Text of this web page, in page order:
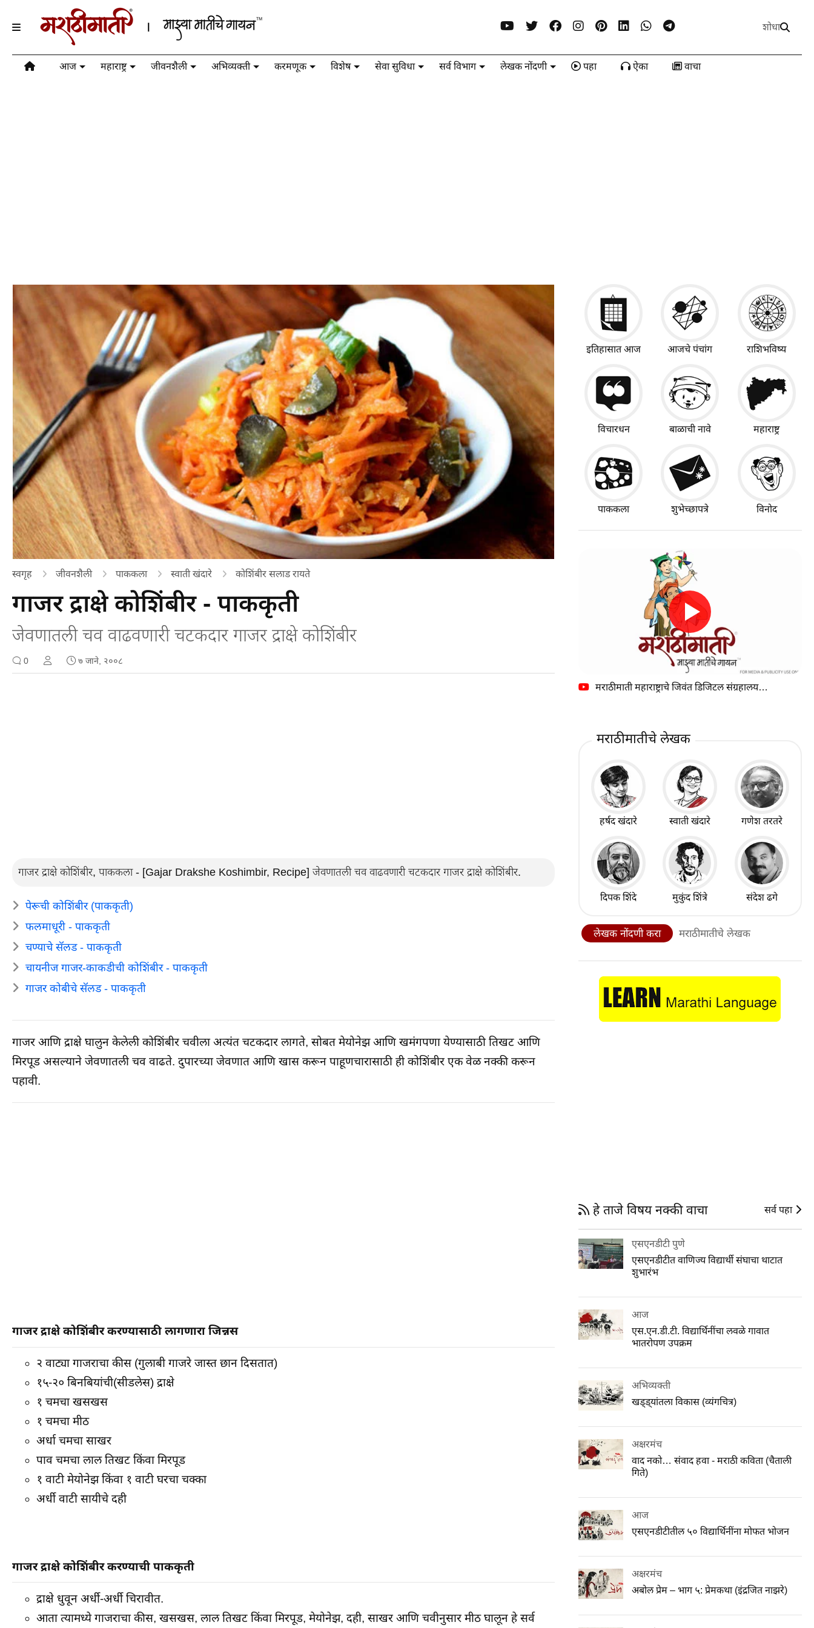
शोधा
आज महाराष्ट्र जीवनशैली अभिव्यक्ती करमणूक विशेष सेवा सुविधा सर्व विभाग लेखक नोंदणी पहा ऐका वाचा
स्वगृह जीवनशैली पाककला स्वाती खंदारे कोशिंबीर सलाड रायते
गाजर द्राक्षे कोशिंबीर - पाककृती
जेवणातली चव वाढवणारी चटकदार गाजर द्राक्षे कोशिंबीर
0 ७ जाने, २००८
गाजर द्राक्षे कोशिंबीर, पाककला - [Gajar Drakshe Koshimbir, Recipe] जेवणातली चव वाढवणारी चटकदार गाजर द्राक्षे कोशिंबीर.
पेरूची कोशिंबीर (पाककृती)
फलमाधूरी - पाककृती
चण्याचे सॅलड - पाककृती
चायनीज गाजर-काकडीची कोशिंबीर - पाककृती
गाजर कोबीचे सॅलड - पाककृती
गाजर आणि द्राक्षे घालुन केलेली कोशिंबीर चवीला अत्यंत चटकदार लागते, सोबत मेयोनेझ आणि खमंगपणा येण्यासाठी तिखट आणि
मिरपूड असल्याने जेवणातली चव वाढते. दुपारच्या जेवणात आणि खास करून पाहूणचारासाठी ही कोशिंबीर एक वेळ नक्की करून
पहावी.
गाजर द्राक्षे कोशिंबीर करण्यासाठी लागणारा जिन्नस
२ वाट्या गाजराचा कीस (गुलाबी गाजरे जास्त छान दिसतात)
१५-२० बिनबियांची(सीडलेस) द्राक्षे
१ चमचा खसखस
१ चमचा मीठ
अर्धा चमचा साखर
पाव चमचा लाल तिखट किंवा मिरपूड
१ वाटी मेयोनेझ किंवा १ वाटी घरचा चक्का
अर्धी वाटी सायीचे दही
गाजर द्राक्षे कोशिंबीर करण्याची पाककृती
द्राक्षे धुवून अर्धी-अर्धी चिरावीत.
आता त्यामध्ये गाजराचा कीस, खसखस, लाल तिखट किंवा मिरपूड, मेयोनेझ, दही, साखर आणि चवीनुसार मीठ घालून हे सर्व
इतिहासात आज आजचे पंचांग राशिभविष्य
विचारधन बाळाची नावे महाराष्ट्र
पाककला शुभेच्छापत्रे विनोद
मराठीमाती महाराष्ट्राचे जिवंत डिजिटल संग्रहालय…
मराठीमातीचे लेखक
हर्षद खंदारे स्वाती खंदारे गणेश तरतरे
दिपक शिंदे मुकुंद शिंत्रे संदेश ढगे
लेखक नोंदणी करा मराठीमातीचे लेखक
हे ताजे विषय नक्की वाचा सर्व पहा
एसएनडीटी पुणे
एसएनडीटीत वाणिज्य विद्यार्थी संघाचा थाटात
शुभारंभ
आज
एस.एन.डी.टी. विद्यार्थिनींचा लवळे गावात
भातरोपण उपक्रम
अभिव्यक्ती
खड्ड्यांतला विकास (व्यंगचित्र)
अक्षरमंच
वाद नको… संवाद हवा - मराठी कविता (चैताली
गिते)
आज
एसएनडीटीतील ५० विद्यार्थिनींना मोफत भोजन
अक्षरमंच
अबोल प्रेम – भाग ५: प्रेमकथा (इंद्रजित नाझरे)